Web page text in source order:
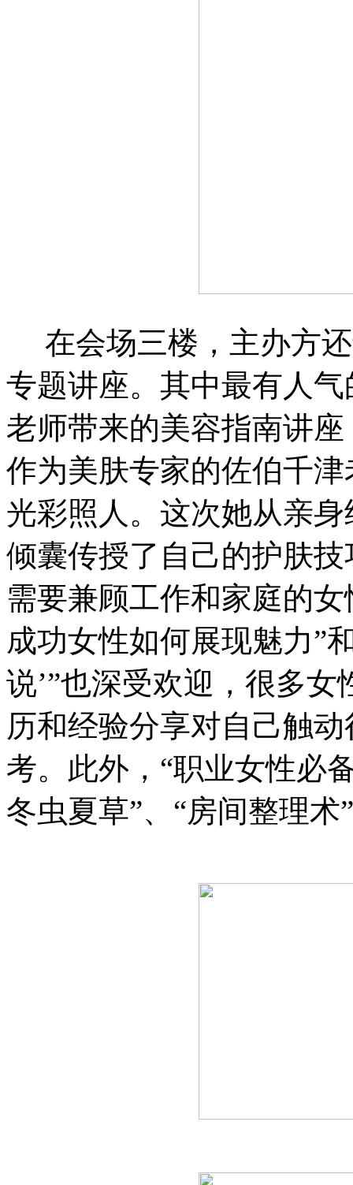
在会场三楼，主办方
专题讲座。其中最有人
老师带来的美容指南讲
作为美肤专家的佐伯千
光彩照人。这次她从亲
倾囊传授了自己的护肤
需要兼顾工作和家庭的
成功女性如何展现魅力”
说’”也深受欢迎，很多
历和经验分享对自己触
考。此外，“职业女性必
冬虫夏草”、“房间整理